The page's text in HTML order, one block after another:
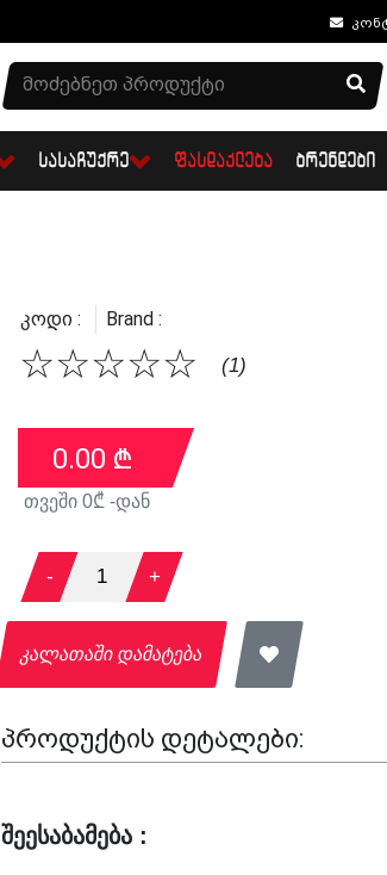
ᲡᲐᲡᲐᲩᲣᲥᲠᲔ ᲤᲐᲡᲓᲐᲙᲚᲔᲑᲐ ᲑᲠᲔᲜᲓᲔᲑᲘ
Კოდი : Brand :
☆
☆
☆
☆
☆ (1)
0.00 ₾
თვეში 0₾ -დან
- 1 +
კალათაში დამატება
პროდუქტის დეტალები:
შეესაბამება :